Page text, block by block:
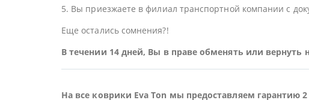
5. Вы приезжаете в филиал транспортной компании с
Еще остались сомнения?!
В течении 14 дней, Вы в праве обменять или
На все коврики Eva Ton мы предоставляем гарантию 2